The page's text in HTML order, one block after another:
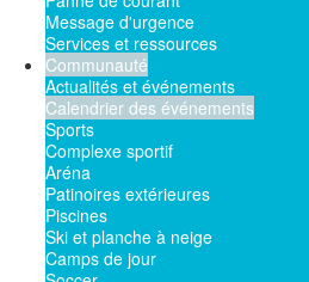
Message d'urgence
Services et ressources
Communauté
Actualités et événements
Calendrier des événements
Sports
Complexe sportif
Aréna
Patinoires extérieures
Piscines
Ski et planche à neige
Camps de jour